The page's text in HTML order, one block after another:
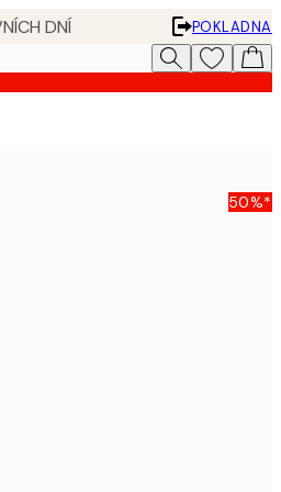
DNÍ
POKLADNA
50%*